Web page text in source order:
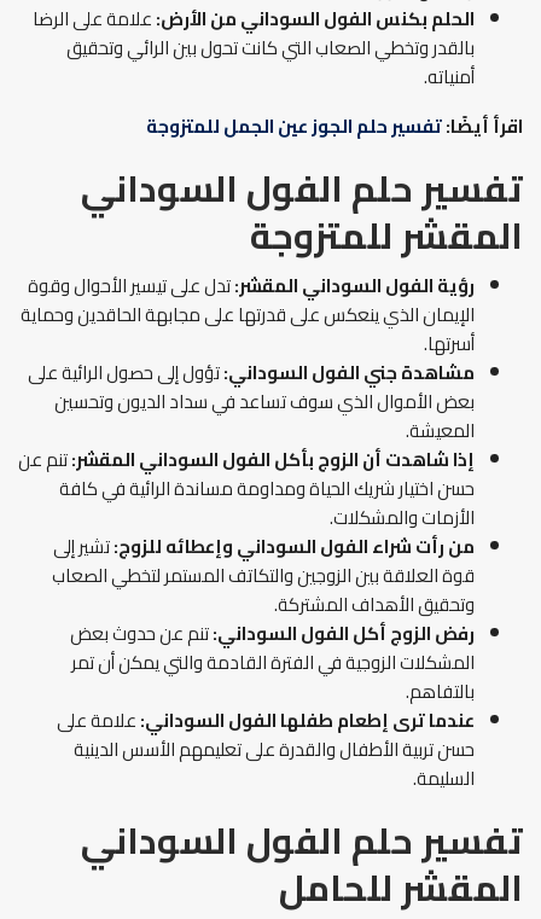
الحلم بكنس الفول السوداني من الأرض:علامة على الرضا
بالقدر وتخطي الصعاب التي كانت تحول بين الرائي وتحقيق
أمنياته.
اقرأ أيضًا:تفسير حلم الجوز عين الجمل للمتزوجة
تفسير حلم الفول السوداني
المقشرللمتزوجة
رؤيةالفول السوداني المقشر:تدل على تيسير الأحوال وقوة
الإيمان الذي ينعكس على قدرتها على مجابهة الحاقدين وحماية
أسرتها.
مشاهدةجني الفول السوداني:تؤول إلى حصول الرائية على
بعض الأموال الذي سوف تساعد في سداد الديون وتحسين
المعيشة.
إذا شاهدت أن الزوج بأكل الفول السوداني المقشر:تنم عن
حسن اختيار شريك الحياة ومداومة مساندة الرائية في كافة
الأزمات والمشكلات.
من رأتشراء الفول السوداني وإعطائه للزوج:تشير إلى
قوة العلاقة بين الزوجين والتكاتف المستمر لتخطي الصعاب
وتحقيق الأهداف المشتركة.
رفض الزوج أكل الفول السوداني:تنم عن حدوث بعض
المشكلات الزوجية في الفترة القادمة والتي يمكن أن تمر
بالتفاهم.
عندما ترى إطعام طفلها الفول السوداني:علامة على
حسن تربية الأطفال والقدرة على تعليمهم الأسس الدينية
السليمة.
تفسير حلم الفول السوداني
المقشرللحامل